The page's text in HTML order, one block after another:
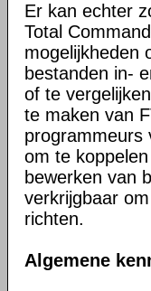
Er kan echter
Total
mogelijkheden
bestanden in-
of te
te maken van
programmeurs
om te
bewerken van
verkrijgbaar
richten.
Algemene